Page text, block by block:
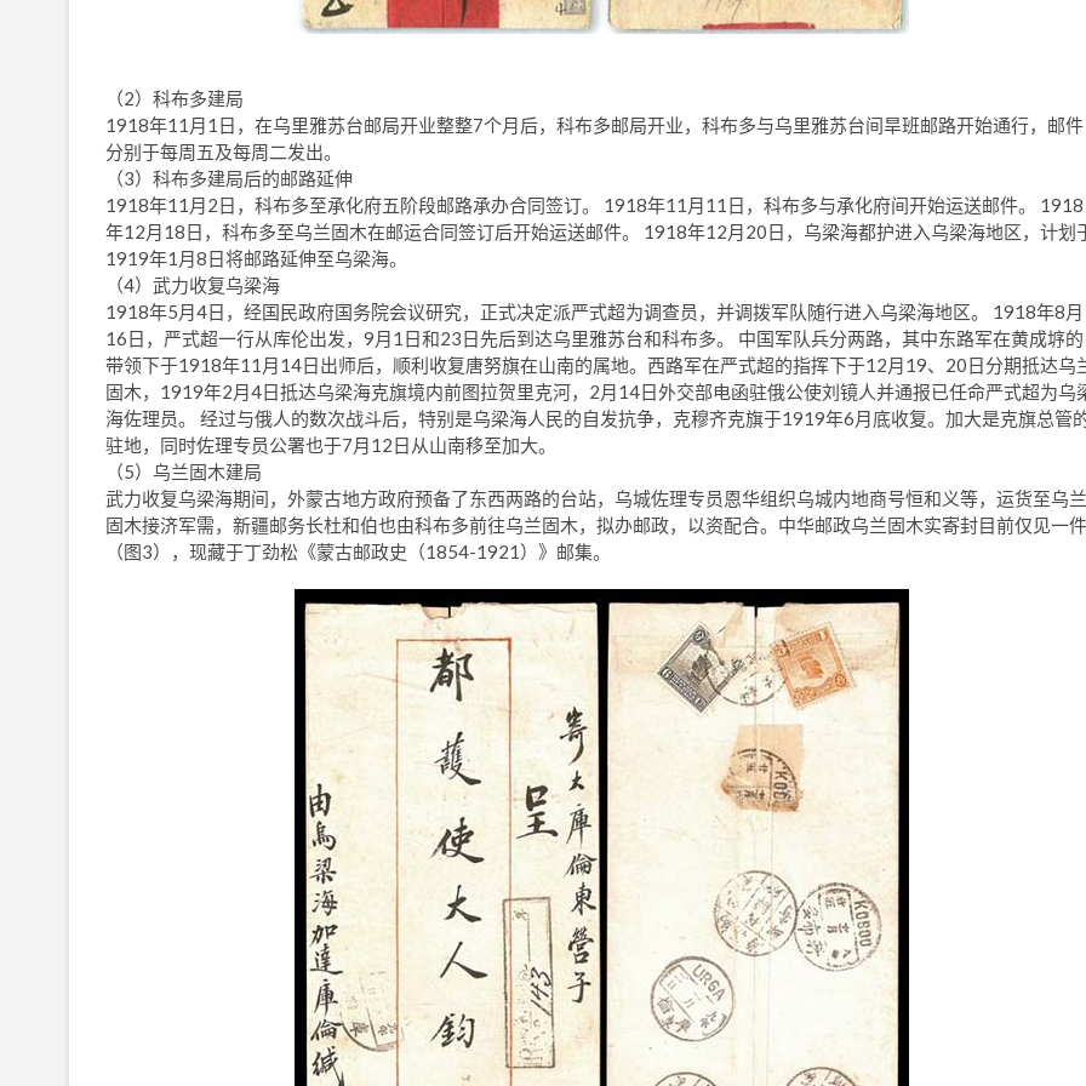
（2）科布多建局
1918年11月1日，在乌里雅苏台邮局开业整整7个月后，科布多邮局开业，科布多与乌里雅苏台间旱班邮路开始通行，邮件
分别于每周五及每周二发出。
（3）科布多建局后的邮路延伸
1918年11月2日，科布多至承化府五阶段邮路承办合同签订。 1918年11月11日，科布多与承化府间开始运送邮件。 1918
年12月18日，科布多至乌兰固木在邮运合同签订后开始运送邮件。 1918年12月20日，乌梁海都护进入乌梁海地区，计划
1919年1月8日将邮路延伸至乌梁海。
（4）武力收复乌梁海
1918年5月4日，经国民政府国务院会议研究，正式决定派严式超为调查员，并调拨军队随行进入乌梁海地区。 1918年8月
16日，严式超一行从库伦出发，9月1日和23日先后到达乌里雅苏台和科布多。 中国军队兵分两路，其中东路军在黄成垿的
带领下于1918年11月14日出师后，顺利收复唐努旗在山南的属地。西路军在严式超的指挥下于12月19、20日分期抵达乌
固木，1919年2月4日抵达乌梁海克旗境内前图拉贺里克河，2月14日外交部电函驻俄公使刘镜人并通报已任命严式超为乌
海佐理员。 经过与俄人的数次战斗后，特别是乌梁海人民的自发抗争，克穆齐克旗于1919年6月底收复。加大是克旗总管
驻地，同时佐理专员公署也于7月12日从山南移至加大。
（5）乌兰固木建局
武力收复乌梁海期间，外蒙古地方政府预备了东西两路的台站，乌城佐理专员恩华组织乌城内地商号恒和义等，运货至乌兰
固木接济军需，新疆邮务长杜和伯也由科布多前往乌兰固木，拟办邮政，以资配合。中华邮政乌兰固木实寄封目前仅见一件
（图3），现藏于丁劲松《蒙古邮政史（1854-1921）》邮集。